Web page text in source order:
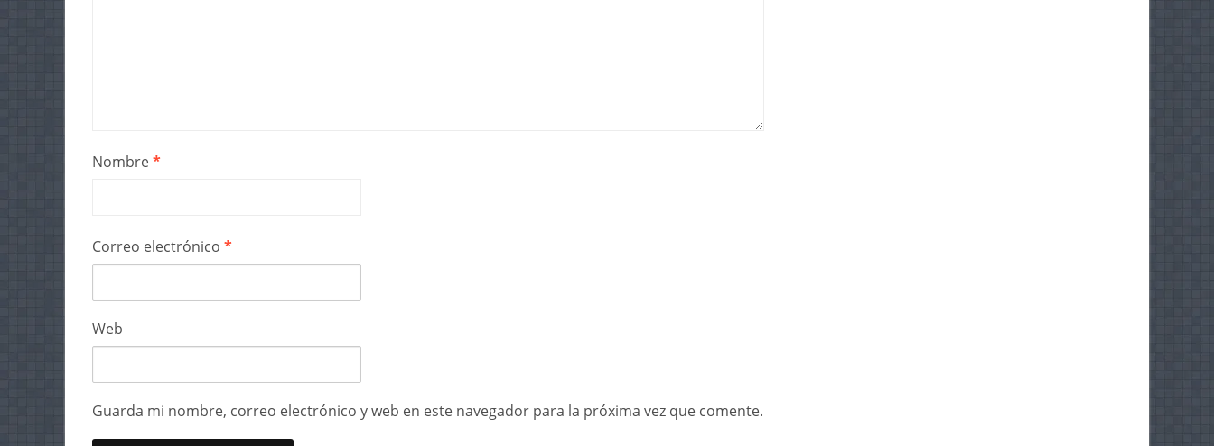
Nombre*
Correo electrónico *
Web
Guarda mi nombre, correo electrónico y web en este navegador para la próxima vez que comente.